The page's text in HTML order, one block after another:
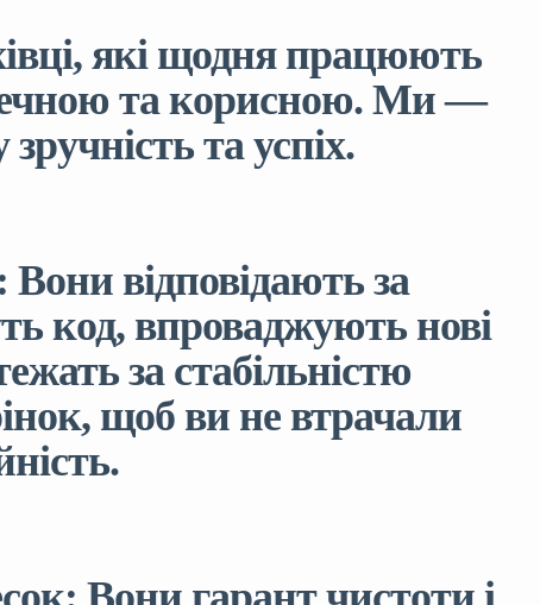
які щодня працюють
та корисною. Ми —
та успіх.
відповідають за
код, впроваджують нові
за стабільністю
щоб ви не втрачали